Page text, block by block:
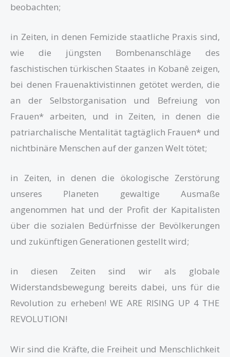
beobachten;
in Zeiten, in denen Femizide staatliche Praxis sind,
wie die jüngsten Bombenanschläge des
faschistischen türkischen Staates in Kobanê zeigen,
bei denen Frauenaktivistinnen getötet werden, die
an der Selbstorganisation und Befreiung von
Frauen* arbeiten, und in Zeiten, in denen die
patriarchalische Mentalität tagtäglich Frauen* und
nichtbinäre Menschen auf der ganzen Welt tötet;
in Zeiten, in denen die ökologische Zerstörung
unseres Planeten gewaltige Ausmaße
angenommen hat und der Profit der Kapitalisten
über die sozialen Bedürfnisse der Bevölkerungen
und zukünftigen Generationen gestellt wird;
in diesen Zeiten sind wir als globale
Widerstandsbewegung bereits dabei, uns für die
Revolution zu erheben! WE ARE RISING UP 4 THE
REVOLUTION!
Wir sind die Kräfte, die Freiheit und Menschlichkeit